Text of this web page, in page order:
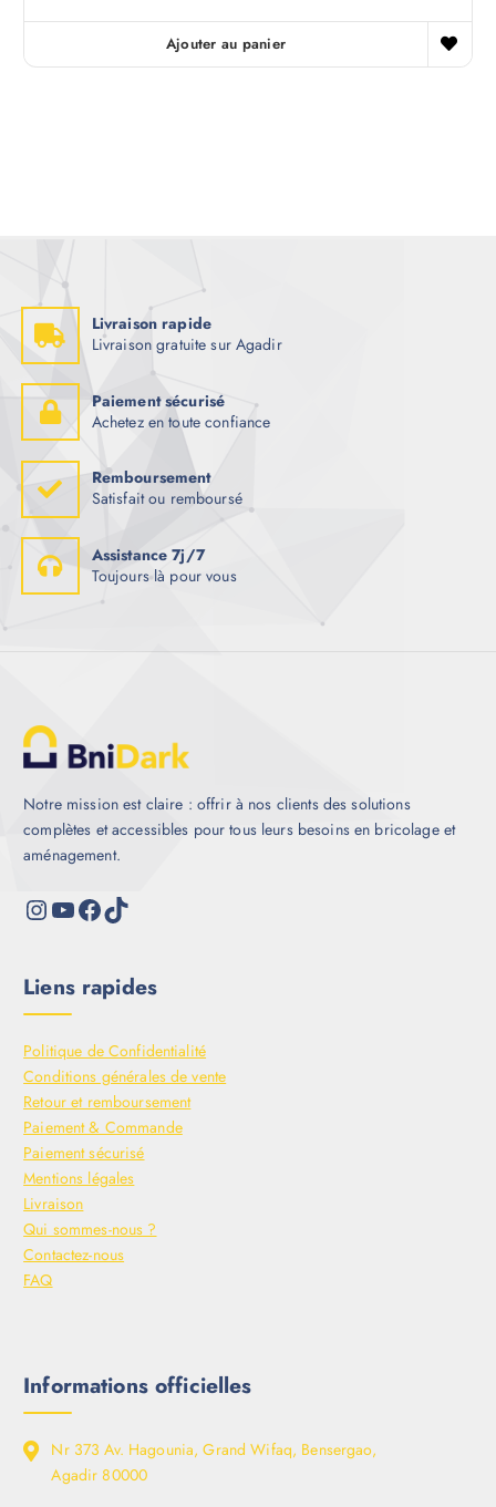
Ajouter au panier
Livraison rapide
Livraison gratuite sur Agadir
Paiement sécurisé
Achetez en toute confiance
Remboursement
Satisfait ou remboursé
Assistance 7j/7
Toujours là pour vous
Notre mission est claire : offrir à nos clients des solutions
complètes et accessibles pour tous leurs besoins en bricolage et
aménagement.
Liens rapides
Politique de Confidentialité
Conditions générales de vente
Retour et remboursement
Paiement & Commande
Paiement sécurisé
Mentions légales
Livraison
Qui sommes-nous ?
Contactez-nous
FAQ
Informations officielles
Nr 373 Av. Hagounia, Grand Wifaq, Bensergao,
Agadir 80000